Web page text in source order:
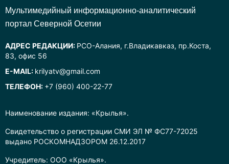
Наименование издания: «Крылья».
Свидетельство о регистрации СМИ ЭЛ № ФС77-72025
выдано РОСКОМНАДЗОРОМ 26.12.2017
Учредитель: ООО «Крылья».
Mультимедийный информационно-аналитический
портал Северной Осетии
АДРЕС РЕДАКЦИИ: РСО-Алания, г.Владикавказ, пр.Коста,
83, офис 56
E-MAIL: krilyatv@gmail.com
ТЕЛЕФОН: +7 (960) 400-22-77